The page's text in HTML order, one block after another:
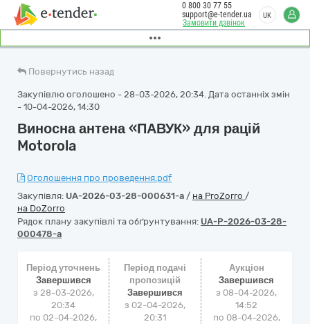
Замовити дзвінок
0 800 30 77 55
support@e-tender.ua
UK
Повернутись назад
Закупівлю оголошено - 28-03-2026, 20:34. Дата останніх змін
- 10-04-2026, 14:30
Виносна антена «ПАВУК» для рацій
Motorola
Оголошення про проведення.pdf
Закупівля: UA-2026-03-28-000631-a / на ProZorro /
на DoZorro
Рядок плану закупівлі та обґрунтування: UA-P-2026-03-28-
000478-a
Період уточнень
Завершився
з 28-03-2026,
20:34
по 02-04-2026,
Період подачі
пропозицій
Завершився
з 02-04-2026,
20:31
Аукціон
Завершився
з 08-04-2026,
14:52
по 08-04-2026,